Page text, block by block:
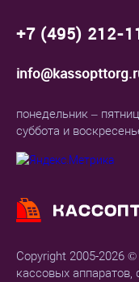
Copyright 2005-2026
кассовых аппаратов,
+7 (495) 212-
понедельник –
суббота и